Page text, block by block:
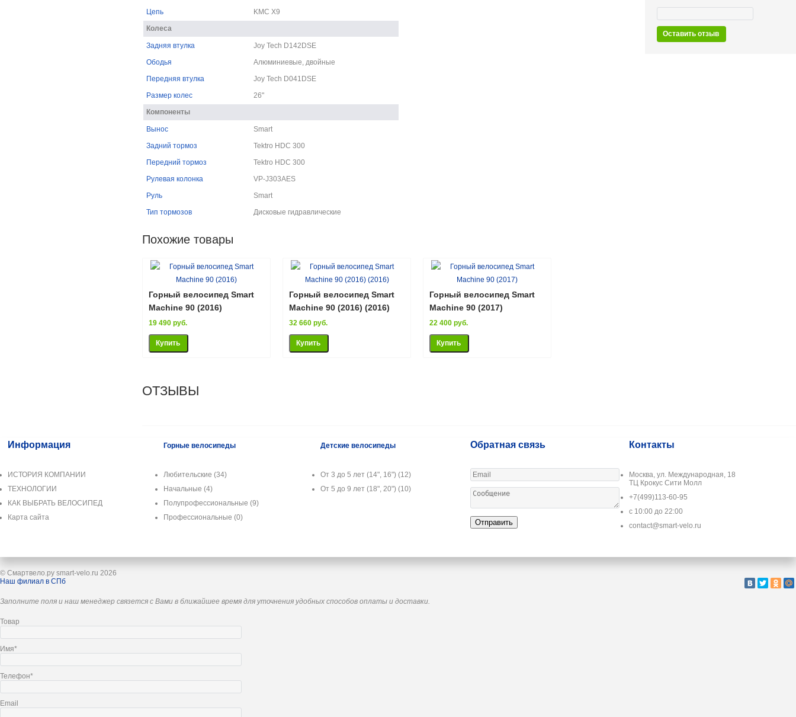
Цепь
KMC X9
Колеса
Задняя втулка
Joy Tech D142DSE
Ободья
Алюминиевые, двойные
Передняя втулка
Joy Tech D041DSE
Размер колес
26"
Компоненты
Вынос
Smart
Задний тормоз
Tektro HDC 300
Передний тормоз
Tektro HDC 300
Рулевая колонка
VP-J303AES
Руль
Smart
Тип тормозов
Дисковые гидравлические
Оставить отзыв
Похожие товары
Горный велосипед Smart
Machine 90 (2016)
19 490 руб.
Горный велосипед Smart
Machine 90 (2016) (2016)
32 660 руб.
Горный велосипед Smart
Machine 90 (2017)
22 400 руб.
ОТЗЫВЫ
Информация
ИСТОРИЯ КОМПАНИИ
ТЕХНОЛОГИИ
КАК ВЫБРАТЬ ВЕЛОСИПЕД
Карта сайта
Горные велосипеды
Любительские (34)
Начальные (4)
Полупрофессиональные (9)
Профессиональные (0)
Детские велосипеды
От 3 до 5 лет (14", 16") (12)
От 5 до 9 лет (18", 20") (10)
Обратная связь
Отправить
Контакты
Москва, ул. Международная, 18
ТЦ Крокус Сити Молл
+7(499)113-60-95
с 10:00 до 22:00
contact@smart-velo.ru
© Смартвело.ру smart-velo.ru 2026
Наш филиал в СПб
Заполните поля и наш менеджер связется с Вами в ближайшее время для уточнения удобных способов оплаты и доставки.
Товар
Имя*
Телефон*
Email